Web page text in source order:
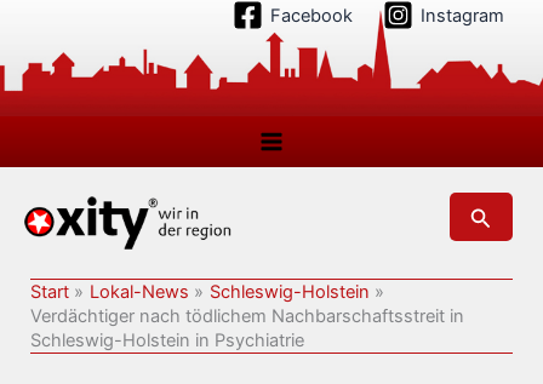
springen
Facebook Instagram
Suchen
Start Lokal-News
Schleswig-Holstein
Verdächtiger nach tödlichem Nachbarschaftsstreit in
Schleswig-Holstein in Psychiatrie